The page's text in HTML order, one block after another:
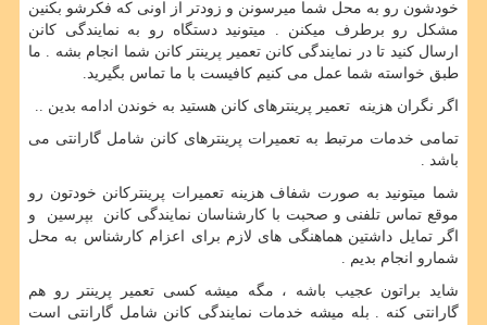
خودشون رو به محل شما میرسونن و زودتر از اونی که فکرشو بکنین
مشکل رو برطرف میکنن . میتونید دستگاه رو به نمایندگی کانن
ارسال کنید تا در نمایندگی کانن تعمیر پرینتر کانن شما انجام بشه . ما
طبق خواسته شما عمل می کنیم کافیست با ما تماس بگیرید.
اگر نگران هزینه تعمیر پرینترهای کانن هستید به خوندن ادامه بدین ..
تمامی خدمات مرتبط به تعمیرات پرینترهای کانن شامل گارانتی می
باشد .
شما میتونید به صورت شفاف هزینه تعمیرات پرینترکانن خودتون رو
موقع تماس تلفنی و صحبت با کارشناسان نمایندگی کانن بپرسین و
اگر تمایل داشتین هماهنگی های لازم برای اعزام کارشناس به محل
شمارو انجام بدیم .
شاید براتون عجیب باشه ، مگه میشه کسی تعمیر پرینتر رو هم
گارانتی کنه . بله میشه خدمات نمایندگی کانن شامل گارانتی است